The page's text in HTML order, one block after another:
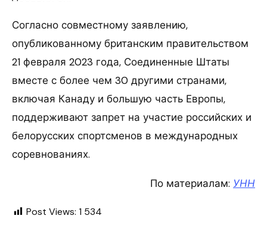
Согласно совместному заявлению,
опубликованному британским правительством
21 февраля 2023 года, Соединенные Штаты
вместе с более чем 30 другими странами,
включая Канаду и большую часть Европы,
поддерживают запрет на участие российских и
белорусских спортсменов в международных
соревнованиях.
По материалам: УНН
Post Views: 1 534